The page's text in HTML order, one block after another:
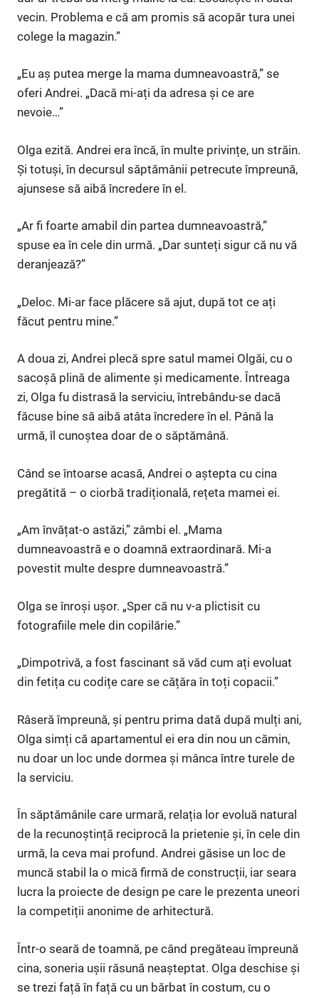
vecin. Problema e că am promis să acopăr tura unei
colege la magazin.”
„Eu aș putea merge la mama dumneavoastră,” se
oferi Andrei. „Dacă mi-ați da adresa și ce are
nevoie…”
Olga ezită. Andrei era încă, în multe privințe, un străin.
Și totuși, în decursul săptămânii petrecute împreună,
ajunsese să aibă încredere în el.
„Ar fi foarte amabil din partea dumneavoastră,”
spuse ea în cele din urmă. „Dar sunteți sigur că nu vă
deranjează?”
„Deloc. Mi-ar face plăcere să ajut, după tot ce ați
făcut pentru mine.”
A doua zi, Andrei plecă spre satul mamei Olgăi, cu o
sacoșă plină de alimente și medicamente. Întreaga
zi, Olga fu distrasă la serviciu, întrebându-se dacă
făcuse bine să aibă atâta încredere în el. Până la
urmă, îl cunoștea doar de o săptămână.
Când se întoarse acasă, Andrei o aștepta cu cina
pregătită – o ciorbă tradițională, rețeta mamei ei.
„Am învățat-o astăzi,” zâmbi el. „Mama
dumneavoastră e o doamnă extraordinară. Mi-a
povestit multe despre dumneavoastră.”
Olga se înroși ușor. „Sper că nu v-a plictisit cu
fotografiile mele din copilărie.”
„Dimpotrivă, a fost fascinant să văd cum ați evoluat
din fetița cu codițe care se cățăra în toți copacii.”
Râseră împreună, și pentru prima dată după mulți ani,
Olga simți că apartamentul ei era din nou un cămin,
nu doar un loc unde dormea și mânca între turele de
la serviciu.
În săptămânile care urmară, relația lor evoluă natural
de la recunoștință reciprocă la prietenie și, în cele din
urmă, la ceva mai profund. Andrei găsise un loc de
muncă stabil la o mică firmă de construcții, iar seara
lucra la proiecte de design pe care le prezenta uneori
la competiții anonime de arhitectură.
Într-o seară de toamnă, pe când pregăteau împreună
cina, soneria ușii răsună neașteptat. Olga deschise și
se trezi față în față cu un bărbat în costum, cu o